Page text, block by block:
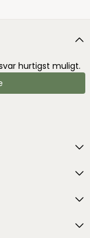
hurtigst muligt.